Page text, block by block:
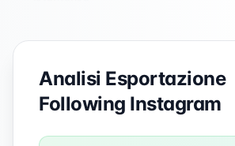
Analisi Esportazione
Following Instagram